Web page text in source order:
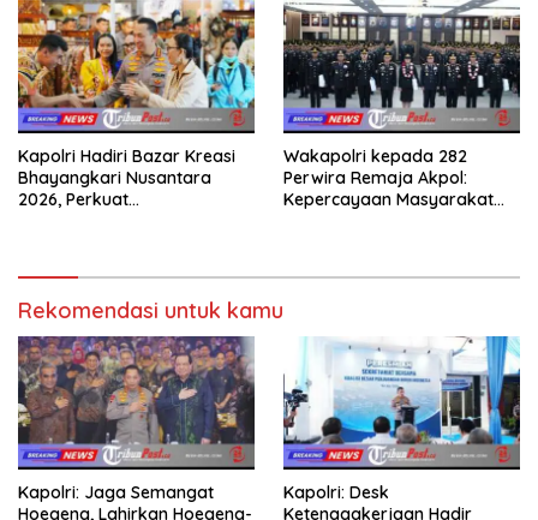
Kapolri Hadiri Bazar Kreasi
Bhayangkari Nusantara
2026, Perkuat
Wakapolri kepada 282
Perwira Remaja Akpol:
Kepercayaan Masyarakat
Rekomendasi untuk kamu
Kapolri: Jaga Semangat
Hoegeng, Lahirkan Hoegeng-
Kapolri: Desk
Ketenagakerjaan Hadir